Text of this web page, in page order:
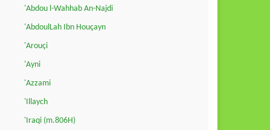
'Abdou l-Wahhab An-Najdi
'AbdoulLah Ibn Houçayn
'Arouçi
'Ayni
'Azzami
'Illaych
'Iraqi (m.806H)